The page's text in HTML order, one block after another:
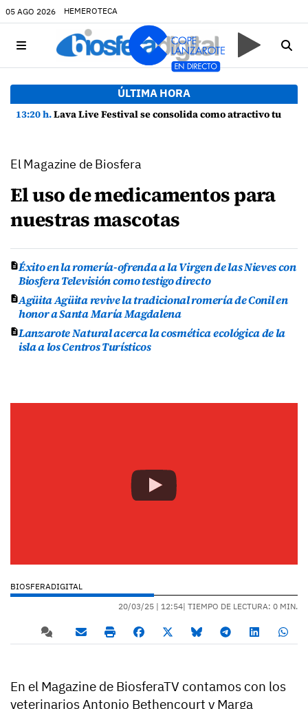
05 AGO 2026 HEMEROTECA
ÚLTIMA HORA
13:20 h.Lava Live Festival se consolida como atractivo turístico y agente dinamizador de la economía de Lanzarote
El Magazine de Biosfera
El uso de medicamentos para
nuestras mascotas
Éxito en la romería-ofrenda a la Virgen de las Nieves con
Biosfera Televisión como testigo directo
Agüita Agüita revive la tradicional romería de Conil en
honor a Santa María Magdalena
Lanzarote Natural acerca la cosmética ecológica de la
isla a los Centros Turísticos
BIOSFERADIGITAL
20/03/25 | 12:54| TIEMPO DE LECTURA: 0 MIN.
En el Magazine de BiosferaTV contamos con los
veterinarios Antonio Bethencourt y Marga